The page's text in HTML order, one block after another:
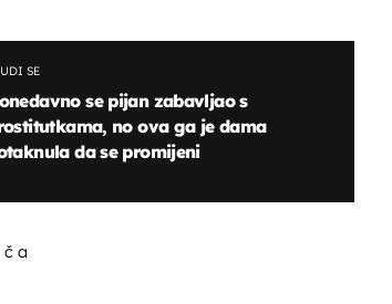
SE
se pijan zabavljao s
no ova ga je dama
da se promijeni